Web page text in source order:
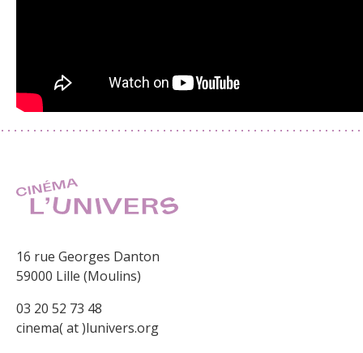
16 rue Georges Danton
59000 Lille (Moulins)
03 20 52 73 48
cinema( at )lunivers.org